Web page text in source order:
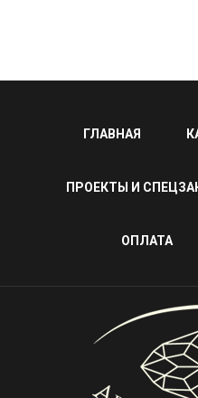
ГЛАВНАЯ
ПРОЕКТЫ И
ОПЛАТА